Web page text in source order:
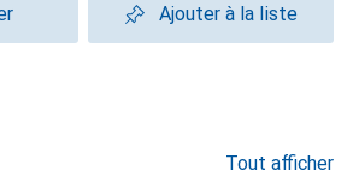
Ajouter à la liste
Tout afficher